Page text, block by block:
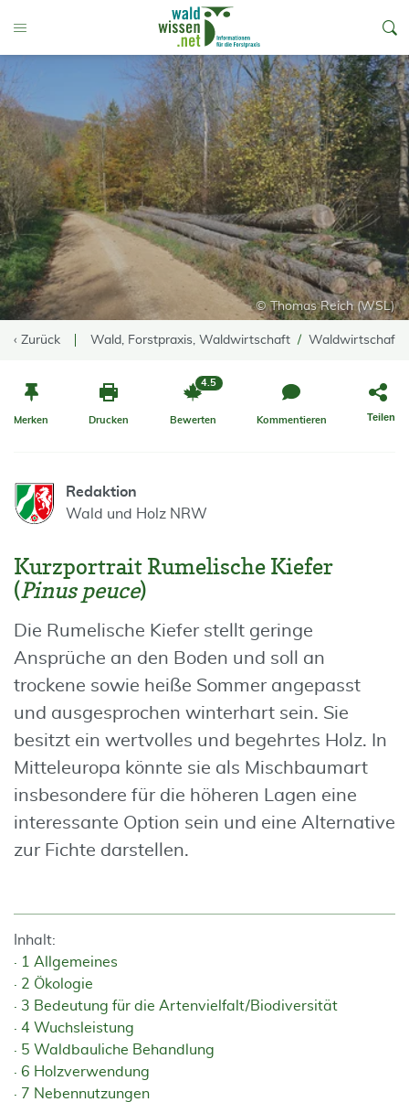
Toggle Menu
© Thomas Reich (WSL)
‹ Zurück Wald, Forstpraxis, Waldwirtschaft Waldwirtschaft
Merken Drucken Bewerten
4.5
Kommentieren Teilen
Redaktion
Wald und Holz NRW
Kurzportrait Rumelische Kiefer
(Pinus peuce)
Die Rumelische Kiefer stellt geringe
Ansprüche an den Boden und soll an
trockene sowie heiße Sommer angepasst
und ausgesprochen winterhart sein. Sie
besitzt ein wertvolles und begehrtes Holz. In
Mitteleuropa könnte sie als Mischbaumart
insbesondere für die höheren Lagen eine
interessante Option sein und eine Alternative
zur Fichte darstellen.
Inhalt:
1 Allgemeines
2 Ökologie
3 Bedeutung für die Artenvielfalt/Biodiversität
4 Wuchsleistung
5 Waldbauliche Behandlung
6 Holzverwendung
7 Nebennutzungen